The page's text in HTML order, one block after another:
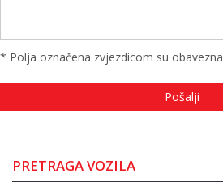
* Polja označena zvjezdicom su obavezna
PRETRAGA VOZILA